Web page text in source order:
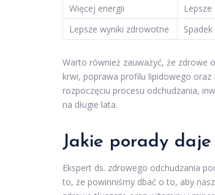
Więcej energii
Lepsze wyniki zdrowotne
Warto również zauważyć, że zdrowe
krwi, poprawa profilu lipidowego oraz
rozpoczęciu procesu odchudzania,
na długie lata.
Jakie porady
Ekspert ds. zdrowego odchudzania
to, że powinniśmy dbać o to, aby